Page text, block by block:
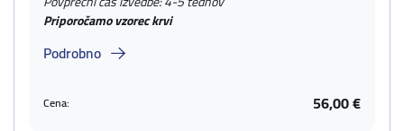
Priporočamo vzorec krvi
Podrobno
Cena: 56,00 €